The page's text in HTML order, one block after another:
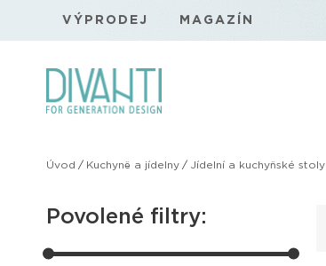
VÝPRODEJ MAGAZÍN
Úvod / Kuchyně a jídelny / Jídelní a kuchyňské stoly
Povolené filtry: